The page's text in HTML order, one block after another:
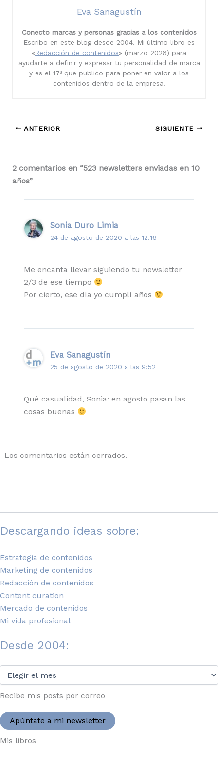
Eva Sanagustín
Conecto marcas y personas gracias a los contenidos
Escribo en este blog desde 2004. Mi último libro es
«Redacción de contenidos» (marzo 2026) para
ayudarte a definir y expresar tu personalidad de marca
y es el 17º que publico para poner en valor a los
contenidos dentro de la empresa.
ANTERIOR SIGUIENTE
2 comentarios en “523 newsletters enviadas en 10
años”
Sonia Duro Limia
24 de agosto de 2020 a las 12:16
Me encanta llevar siguiendo tu newsletter
2/3 de ese tiempo
Por cierto, ese día yo cumplí años
Eva Sanagustín
25 de agosto de 2020 a las 9:52
Qué casualidad, Sonia: en agosto pasan las
cosas buenas
Los comentarios están cerrados.
Descargando ideas sobre:
Estrategia de contenidos
Marketing de contenidos
Redacción de contenidos
Content curation
Mercado de contenidos
Mi vida profesional
Desde 2004:
2004:
Recibe mis posts por correo
Apúntate a mi newsletter
Mis libros